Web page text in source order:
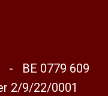
- BE 0779 609
2/9/22/0001